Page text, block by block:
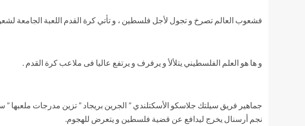
فشعوب العالم تصرخ و تجول لأجل فلسطين ، و تأتي كرة القدم اللعبة الجامعة
و ها هو العلم الفلسطيني يتلألأ و يرفرف و يرتفع عاليا فى ملاعب كرة القدم .
جماهير فريق سيلتك جلاسكو الأسكتلندي ” الجرين بريجاد ” تزين مدرجات ملعبها
نجم أرسنال يخرج ليدافع عن قضية فلسطين و يتعرض للهجوم.